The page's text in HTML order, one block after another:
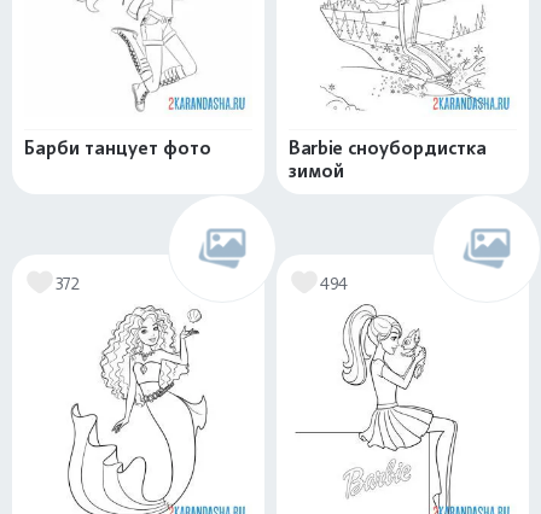
Барби танцует фото
Barbie сноубордистка
зимой
372 494